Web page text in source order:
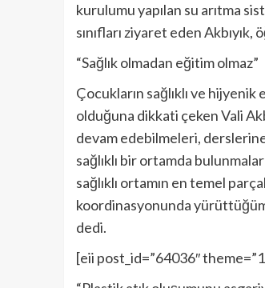
kurulumu yapılan su arıtma
sınıfları ziyaret eden
“Sağlık olmadan eğitim olmaz”
Çocukların sağlıklı ve
olduğuna dikkati çeken Vali
devam edebilmeleri,
sağlıklı bir ortamda
sağlıklı ortamın en temel
koordinasyonunda
dedi.
[eii post_id=”64036″